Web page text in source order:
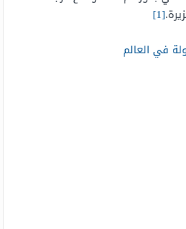
[1]
في العالم